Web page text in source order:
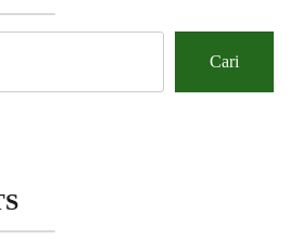
Cari